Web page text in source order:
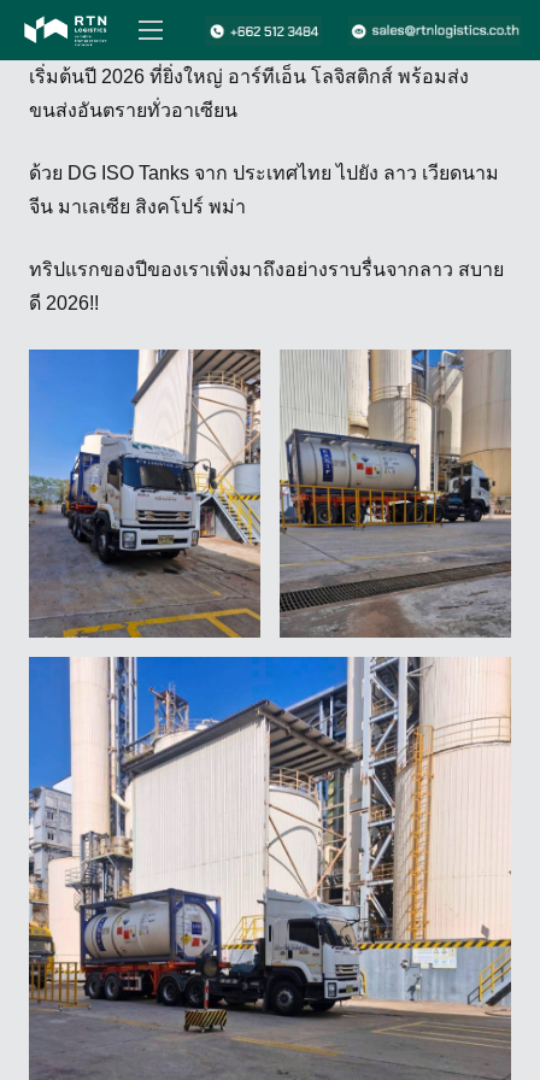
เริ่มต้นปี 2026 ที่ยิ่งใหญ่ อาร์ทีเอ็น โลจิสติกส์ พร้อมส่ง
ขนส่งอันตรายทั่วอาเซียน
ด้วย DG ISO Tanks จาก ประเทศไทย ไปยัง ลาว เวียดนาม
จีน มาเลเซีย สิงคโปร์ พม่า
ทริปแรกของปีของเราเพิ่งมาถึงอย่างราบรื่นจากลาว สบาย
ดี 2026!!